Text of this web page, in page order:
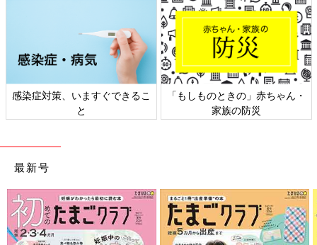
感染症対策、いますぐできるこ
と
「もしものときの」赤ちゃん・
家族の防災
最新号